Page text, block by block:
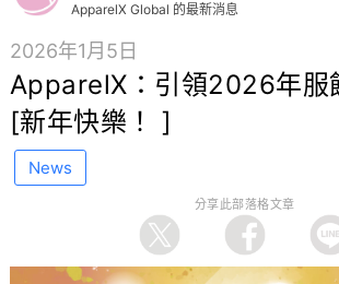
ApparelX Global 的最新消息
2026年1月5日
ApparelX：引領2026年服
[新年快樂！ ]
News
分享此部落格文章